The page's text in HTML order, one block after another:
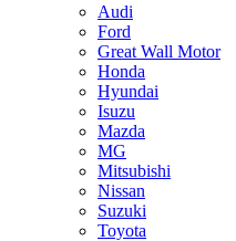
Audi
Ford
Great Wall Motor
Honda
Hyundai
Isuzu
Mazda
MG
Mitsubishi
Nissan
Suzuki
Toyota